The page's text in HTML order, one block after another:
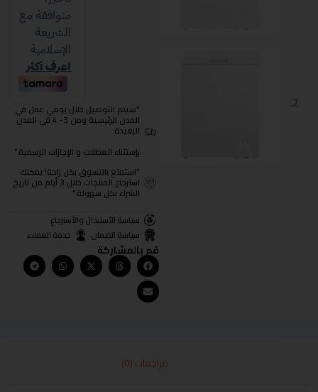
"سيتم التوصيل خلال يومي عمل في
المدن الرئيسية ومن 3- 4 في المدن
البعيدة.
بإستثناء العطلات و الإجازات الرسمية."
"استمتع بالتسوق بكل راحة! يمكنك
استرجاع المنتجات خلال 3 أيام من تاريخ
الشراء بكل سهولة."
سياسة الأستبدال والأسترجاع
سياسة الضمان
خدمة العملاء
قم بالمشاركة
مراجعات (0)